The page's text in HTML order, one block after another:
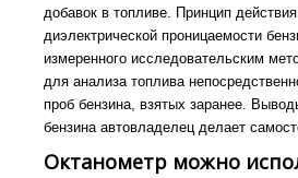
добавок в топливе. Принцип
диэлектрической проницаемости
измеренного исследовательским
для анализа топлива
проб бензина, взятых заранее.
бензина автовладелец делает
Октанометр можно